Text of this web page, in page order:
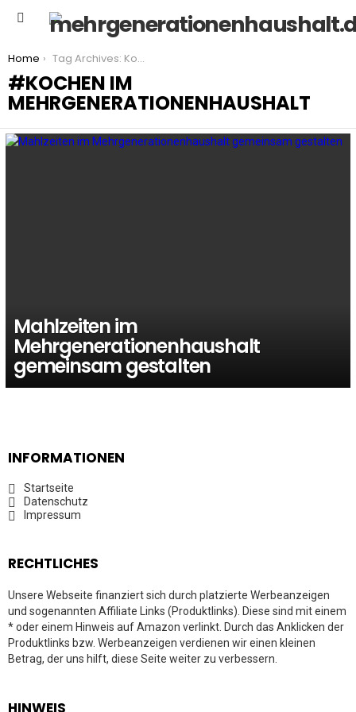
You are here:
Home Tag Archives: Kochen im Mehrgenerationenhaushalt
KOCHEN IM
MEHRGENERATIONENHAUSHALT
Mahlzeiten im
Mehrgenerationenhaushalt
gemeinsam gestalten
INFORMATIONEN
Startseite
Datenschutz
Impressum
RECHTLICHES
Unsere Webseite finanziert sich durch platzierte Werbeanzeigen
und sogenannten Affiliate Links (Produktlinks). Diese sind mit einem
* oder einem Hinweis auf Amazon verlinkt. Durch das Anklicken der
Produktlinks bzw. Werbeanzeigen verdienen wir einen kleinen
Betrag, der uns hilft, diese Seite weiter zu verbessern.
HINWEIS